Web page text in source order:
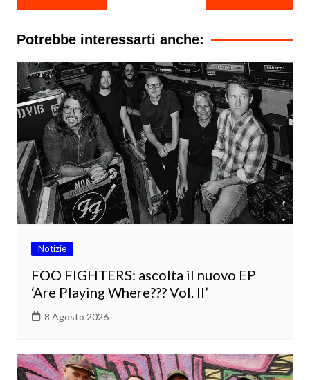
articoli
Potrebbe interessarti anche:
Notizie
FOO FIGHTERS: ascolta il nuovo EP
‘Are Playing Where??? Vol. II’
8 Agosto 2026